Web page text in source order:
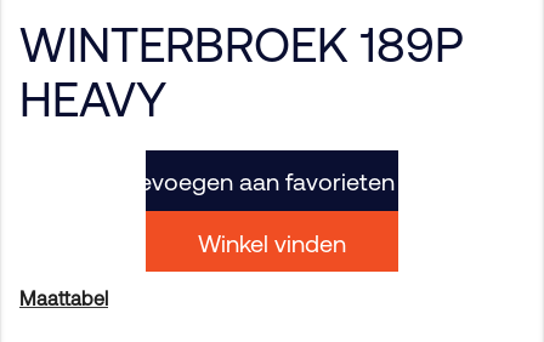
WINTERBROEK 189P
HEAVY
Toevoegen aan favorieten
Winkel vinden
Maattabel